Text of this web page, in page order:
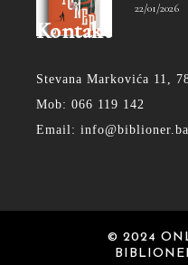
22/01/2026
Kontakt
Stevana Markovića 11,
Mob: 066 119 142
Email: info@biblioner.ba
© 2024